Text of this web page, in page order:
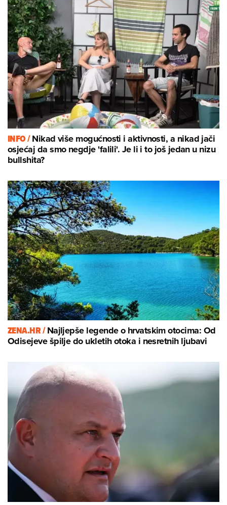
INFO /Nikad više mogućnosti i aktivnosti, a nikad jači
osjećaj da smo negdje 'falili'. Je li i to još jedan u nizu
bullshita?
ZENA.HR /Najljepše legende o hrvatskim otocima: Od
Odisejeve špilje do ukletih otoka i nesretnih ljubavi